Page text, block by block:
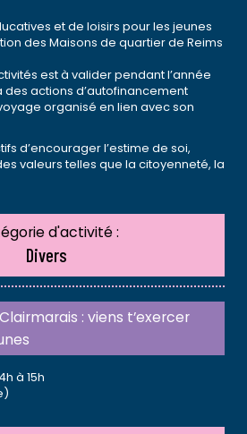
et de loisirs pour les jeunes
des Maisons de quartier de Reims
est à valider pendant l’année
des actions d’autofinancement
organisé en lien avec son
d’encourager l’estime de soi,
valeurs telles que la citoyenneté, la
d'activité :
Divers
: viens t’exercer
à 15h